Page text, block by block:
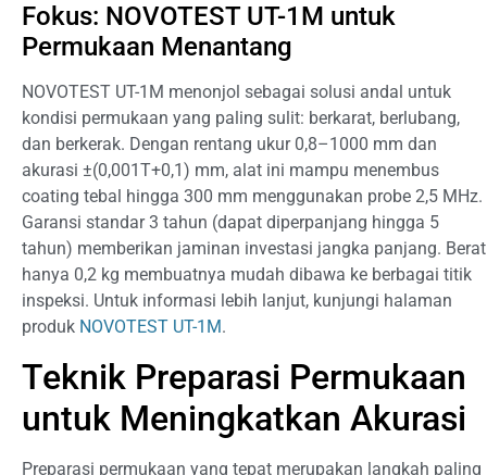
Fokus: NOVOTEST UT-1M untuk
Permukaan Menantang
NOVOTEST UT-1M menonjol sebagai solusi andal untuk
kondisi permukaan yang paling sulit: berkarat, berlubang,
dan berkerak. Dengan rentang ukur 0,8–1000 mm dan
akurasi ±(0,001T+0,1) mm, alat ini mampu menembus
coating tebal hingga 300 mm menggunakan probe 2,5 MHz.
Garansi standar 3 tahun (dapat diperpanjang hingga 5
tahun) memberikan jaminan investasi jangka panjang. Berat
hanya 0,2 kg membuatnya mudah dibawa ke berbagai titik
inspeksi. Untuk informasi lebih lanjut, kunjungi halaman
produk NOVOTEST UT-1M.
Teknik Preparasi Permukaan
untuk Meningkatkan Akurasi
Preparasi permukaan yang tepat merupakan langkah paling